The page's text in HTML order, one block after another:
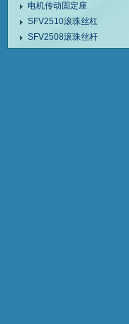
电机传动固定座
SFV2510滚珠丝杠
SFV2508滚珠丝杆